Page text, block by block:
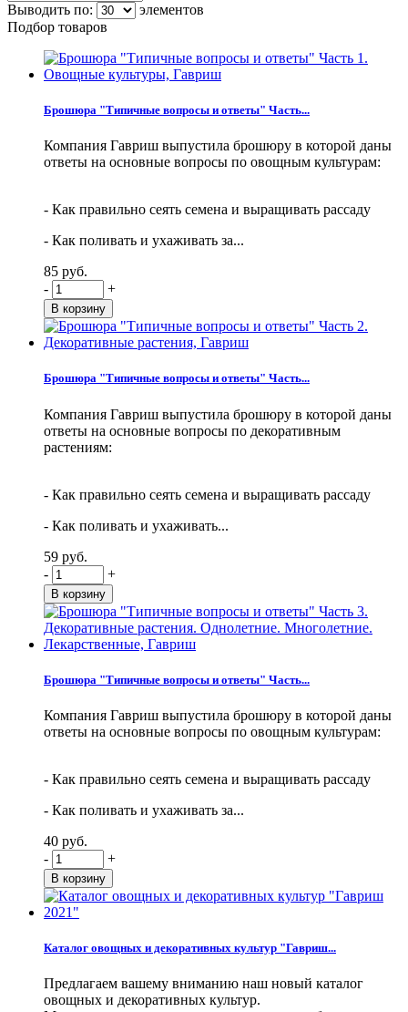
Выводить по:
элементов
Подбор товаров
Брошюра "Типичные вопросы и ответы" Часть...
Компания Гавриш выпустила брошюру в которой даны
ответы на основные вопросы по овощным культурам:
- Как правильно сеять семена и выращивать рассаду
- Как поливать и ухаживать за...
85 руб.
-
+
Брошюра "Типичные вопросы и ответы" Часть...
Компания Гавриш выпустила брошюру в которой даны
ответы на основные вопросы по декоративным
растениям:
- Как правильно сеять семена и выращивать рассаду
- Как поливать и ухаживать...
59 руб.
-
+
Брошюра "Типичные вопросы и ответы" Часть...
Компания Гавриш выпустила брошюру в которой даны
ответы на основные вопросы по овощным культурам:
- Как правильно сеять семена и выращивать рассаду
- Как поливать и ухаживать за...
40 руб.
-
+
Каталог овощных и декоративных культур "Гавриш...
Предлагаем вашему вниманию наш новый каталог
овощных и декоративных культур.